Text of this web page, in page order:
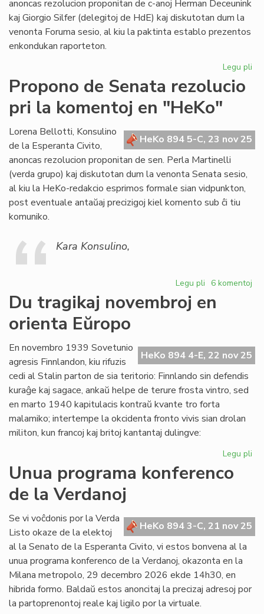
sesio
anoncas rezolucion proponitan de c-anoj Herman Deceunink
kaj Giorgio Silfer (delegitoj de HdE) kaj diskutotan dum la
venonta Foruma sesio, al kiu la paktinta establo prezentos
enkondukan raporteton.
Legu pli
pri
Propono de Senata rezolucio
pri la komentoj en "HeKo"
HeKo 894 5-C, 23 nov 25
Lorena Bellotti, Konsulino
de la Esperanta Civito,
anoncas rezolucion proponitan de sen. Perla Martinelli
(verda grupo) kaj diskutotan dum la venonta Senata sesio,
al kiu la HeKo-redakcio esprimos formale sian vidpunkton,
post eventuale antaŭaj precizigoj kiel komento sub ĉi tiu
komuniko.
Kara Konsulino,
Legu pli pri
de
pri
la
komentoj
en
"HeKo"
6 komentoj
Du tragikaj novembroj en
orienta Eŭropo
HeKo 894 4-E, 22 nov 25
En novembro 1939 Sovetunio
agresis Finnlandon, kiu rifuzis
cedi al Stalin parton de sia teritorio: Finnlando sin defendis
kuraĝe kaj sagace, ankaŭ helpe de terure frosta vintro, sed
en marto 1940 kapitulacis kontraŭ kvante tro forta
malamiko; intertempe la okcidenta fronto vivis sian drolan
militon, kun francoj kaj britoj kantantaj dulingve:
Legu pli
Unua programa konferenco
de la Verdanoj
HeKo 894 3-C, 21 nov 25
Se vi voĉdonis por la Verda
Listo okaze de la elektoj
al la Senato de la Esperanta Civito, vi estos bonvena al la
unua programa konferenco de la Verdanoj, okazonta en la
Milana metropolo, 29 decembro 2026 ekde 14h30, en
hibrida formo. Baldaŭ estos anoncitaj la precizaj adresoj por
la partoprenontoj reale kaj ligilo por la virtuale.